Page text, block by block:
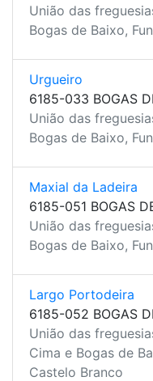
União das
Bogas de Baixo,
Urgueiro
6185-033 BOGAS
União das
Bogas de Baixo,
Maxial da Ladeira
6185-051 BOGAS
União das
Bogas de Baixo,
Largo Portodeira
6185-052 BOGAS
União das
Cima e Bogas de
Castelo Branco